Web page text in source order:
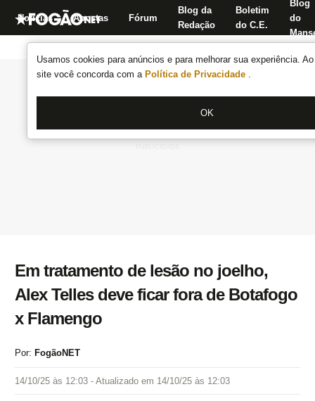
Usamos cookies para anúncios e para melhorar sua experiência.
site você concorda com a Política de Privacidade .
OK
Notícias Apostas Fórum
Blog da
Redação
Boletim
do C.E.
Blog
do
Em tratamento de lesão no joelho,
Alex Telles deve ficar fora de Botafogo
x Flamengo
Por: FogãoNET
14/10/25 às 12:03 - Atualizado em 14/10/25 às 12:03